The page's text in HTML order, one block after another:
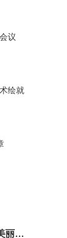
议
绘就
绿水青山“云”守护：数字技术绘就美丽山西新画卷